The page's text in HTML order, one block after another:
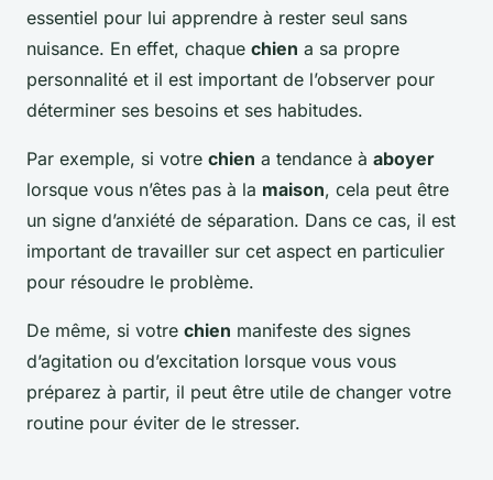
essentiel pour lui apprendre à rester seul sans
nuisance. En effet, chaque chien a sa propre
personnalité et il est important de l’observer pour
déterminer ses besoins et ses habitudes.
Par exemple, si votre chien a tendance à aboyer
lorsque vous n’êtes pas à la maison, cela peut être
un signe d’anxiété de séparation. Dans ce cas, il est
important de travailler sur cet aspect en particulier
pour résoudre le problème.
De même, si votre chien manifeste des signes
d’agitation ou d’excitation lorsque vous vous
préparez à partir, il peut être utile de changer votre
routine pour éviter de le stresser.